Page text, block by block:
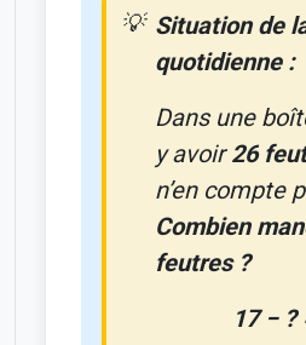
Situation de
quotidienne :
Dans une
y avoir26
n’en compte
Combien
feutres ?
17 − ?